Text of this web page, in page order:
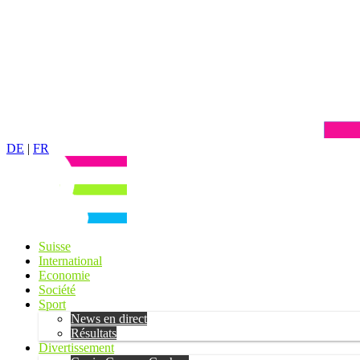
DE | FR
Suisse
International
Economie
Société
Sport
News en direct
Résultats
Divertissement